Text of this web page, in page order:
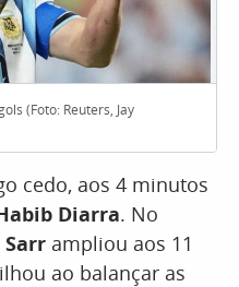
(Foto: Reuters, Jay
cedo, aos 4 minutos
Diarra. No
ampliou aos 11
ao balançar as